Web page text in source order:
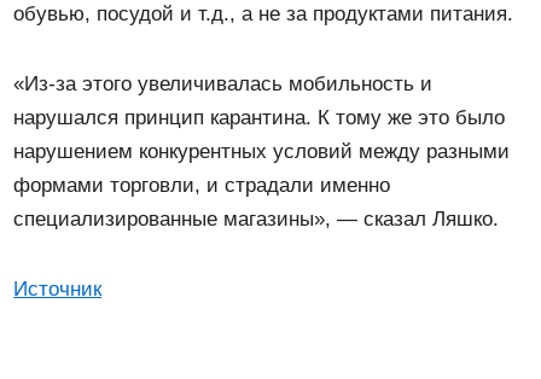
обувью, посудой и т.д., а не за продуктами питания.
«Из-за этого увеличивалась мобильность и
нарушался принцип карантина. К тому же это было
нарушением конкурентных условий между разными
формами торговли, и страдали именно
специализированные магазины», — сказал Ляшко.
Источник